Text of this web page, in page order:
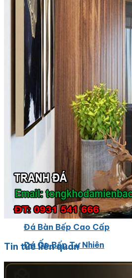
Đá Ốp Cột
Đá Ốp Thang Máy
Đá Ốp Bếp
Đá Ốp Bếp Tự Nhiên
Tranh đá
Tranh Đá Marble Đối Xứng
Tranh Đá Thạch Anh Đối
Tranh Đá Sơn Thủy Xuyên
Tranh Đá Granite Đối Xứng
Tranh Đá Xuyên Sáng
Đá Nội Thất
Chậu Lavabo Đá
Mặt Bàn Lavabo Đá
Đá Bàn Bếp Cao Cấp
Đá Ốp Bếp Tự Nhiên
Các Loại Đá Khác
Tin tức liên quan